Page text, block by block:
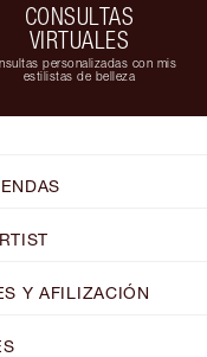
CONSULTAS
VIRTUALES
personalizadas con mis
estilistas de belleza
Y AFILIZACIÓN